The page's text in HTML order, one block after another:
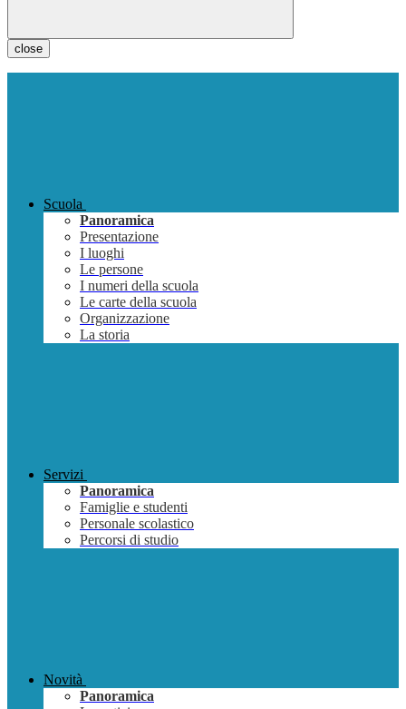
close
Scuola
Panoramica
Presentazione
I luoghi
Le persone
I numeri della scuola
Le carte della scuola
Organizzazione
La storia
Servizi
Panoramica
Famiglie e studenti
Personale scolastico
Percorsi di studio
Novità
Panoramica